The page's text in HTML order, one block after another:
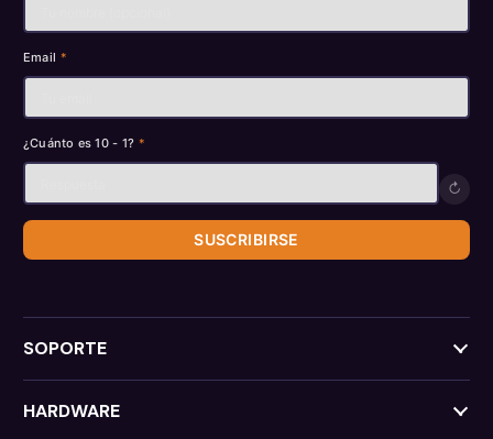
Email *
¿Cuánto es 10 - 1? *
↻
SUSCRIBIRSE
SOPORTE
HARDWARE